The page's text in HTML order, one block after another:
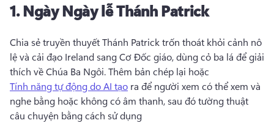
1.NgàyNgày lễ Thánh Patrick
Chia sẻ truyền thuyết Thánh Patrick trốn thoát khỏi cảnh nô
lệ và cải đạo Ireland sang Cơ Đốc giáo, dùng cỏ ba lá để giải
thích về Chúa Ba Ngôi. Thêm bản chép lại hoặc
Tính năng tự động do AI tạo ra để người xem có thể xem và
nghe bằng hoặc không có âm thanh, sau đó tường thuật
câu chuyện bằng cách sử dụng